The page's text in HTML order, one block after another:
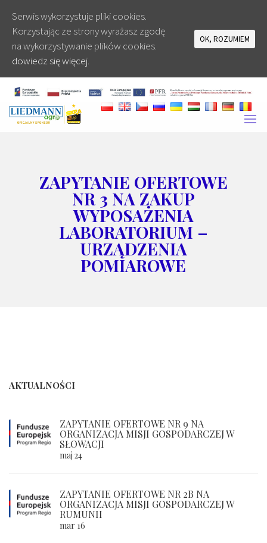
ZAPYTANIE OFERTOWE
NR 3 NA ZAKUP
WYPOSAŻENIA
LABORATORIUM –
URZĄDZENIA
POMIAROWE
AKTUALNOŚCI
ZAPYTANIE OFERTOWE NR 9 NA
ORGANIZACJA MISJI GOSPODARCZEJ W
SŁOWACJI
maj 24
ZAPYTANIE OFERTOWE NR 2B NA
ORGANIZACJA MISJI GOSPODARCZEJ W
RUMUNII
mar 16
Serwis wykorzystuje pliki cookies.
Korzystając ze strony wyrażasz zgodę
na wykorzystywanie plików cookies.
dowiedz się więcej.
OK, ROZUMIEM